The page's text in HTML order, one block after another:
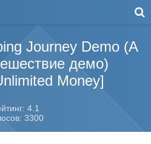
Journey Demo (А
демо)
Money]
4.1
3300